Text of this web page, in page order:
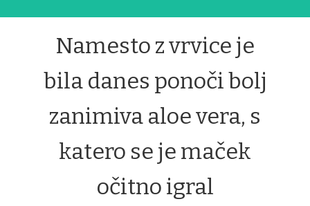
Namesto z vrvice je
bila danes ponoči bolj
zanimiva aloe vera, s
katero se je maček
očitno igral